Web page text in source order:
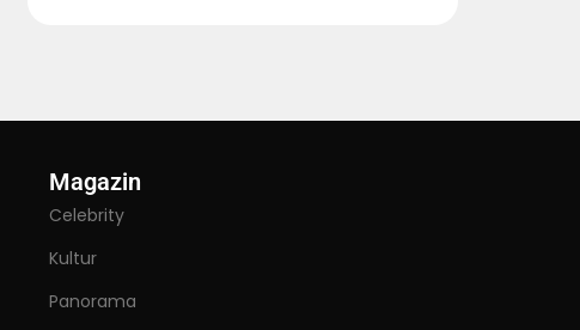
Magazin
Celebrity
Kultur
Panorama